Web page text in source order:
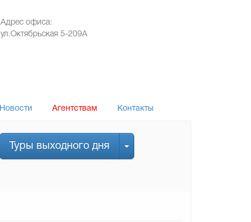
Адрес офиса:
ул.Октябрьская 5-209А
Новости Агентствам Контакты
Туры выходного дня